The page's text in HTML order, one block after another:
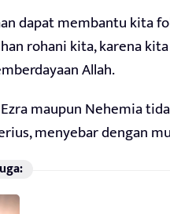
dapat membantu kita
rohani kita, karena
Allah.
maupun Nehemia
menyebar dengan